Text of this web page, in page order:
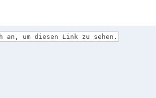
an, um diesen Link zu sehen.